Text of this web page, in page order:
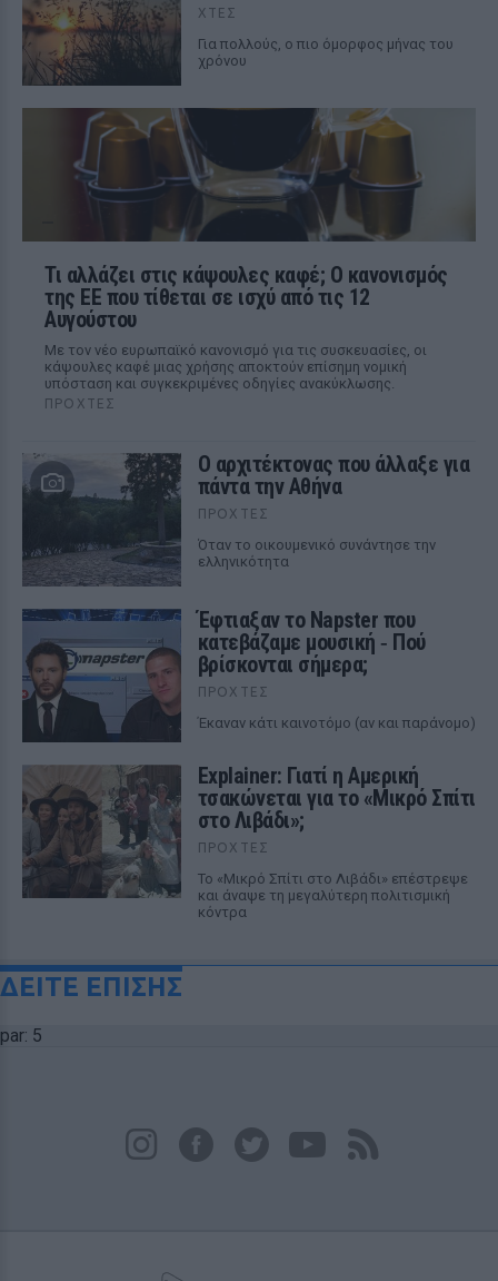
ΧΤΕΣ
Για πολλούς, ο πιο όμορφος μήνας του
χρόνου
Τι αλλάζει στις κάψουλες καφέ; Ο κανονισμός
της ΕΕ που τίθεται σε ισχύ από τις 12
Αυγούστου
Με τον νέο ευρωπαϊκό κανονισμό για τις συσκευασίες, οι
κάψουλες καφέ μιας χρήσης αποκτούν επίσημη νομική
υπόσταση και συγκεκριμένες οδηγίες ανακύκλωσης.
ΠΡΟΧΤΈΣ
Ο αρχιτέκτονας που άλλαξε για
πάντα την Αθήνα
ΠΡΟΧΤΈΣ
Όταν το οικουμενικό συνάντησε την
ελληνικότητα
Έφτιαξαν το Napster που
κατεβάζαμε μουσική ‑ Πού
βρίσκονται σήμερα;
ΠΡΟΧΤΈΣ
Έκαναν κάτι καινοτόμο (αν και παράνομο)
Explainer: Γιατί η Αμερική
τσακώνεται για το «Μικρό Σπίτι
στο Λιβάδι»;
ΠΡΟΧΤΈΣ
Το «Μικρό Σπίτι στο Λιβάδι» επέστρεψε
και άναψε τη μεγαλύτερη πολιτισμική
κόντρα
ΔΕΙΤΕ ΕΠΙΣΗΣ
par: 5